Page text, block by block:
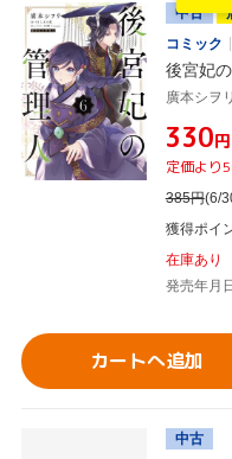
中古
コミック
後宮妃
廣本シヲ
¥330円
定価より
385円(6/
獲得ポイ
在庫あり
発売年月
カートへ追加
中古